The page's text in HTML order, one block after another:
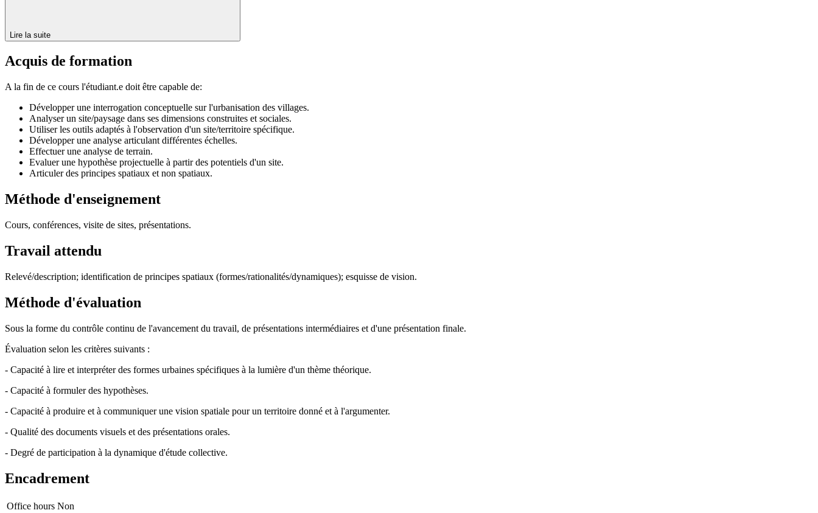
Lire la suite
Acquis de formation
A la fin de ce cours l'étudiant.e doit être capable de:
Développer une interrogation conceptuelle sur l'urbanisation des villages.
Analyser un site/paysage dans ses dimensions construites et sociales.
Utiliser les outils adaptés à l'observation d'un site/territoire spécifique.
Développer une analyse articulant différentes échelles.
Effectuer une analyse de terrain.
Evaluer une hypothèse projectuelle à partir des potentiels d'un site.
Articuler des principes spatiaux et non spatiaux.
Méthode d'enseignement
Cours, conférences, visite de sites, présentations.
Travail attendu
Relevé/description; identification de principes spatiaux (formes/rationalités/dynamiques); esquisse de vision.
Méthode d'évaluation
Sous la forme du contrôle continu de l'avancement du travail, de présentations intermédiaires et d'une présentation finale.
Évaluation selon les critères suivants :
- Capacité à lire et interpréter des formes urbaines spécifiques à la lumière d'un thème théorique.
- Capacité à formuler des hypothèses.
- Capacité à produire et à communiquer une vision spatiale pour un territoire donné et à l'argumenter.
- Qualité des documents visuels et des présentations orales.
- Degré de participation à la dynamique d'étude collective.
Encadrement
Office hours Non